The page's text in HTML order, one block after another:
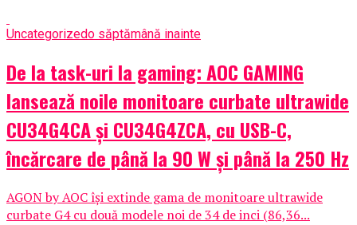
Uncategorizedo săptămână inainte
De la task-uri la gaming: AOC GAMING
lansează noile monitoare curbate ultrawide
CU34G4CA și CU34G4ZCA, cu USB-C,
încărcare de până la 90 W și până la 250 Hz
AGON by AOC își extinde gama de monitoare ultrawide
curbate G4 cu două modele noi de 34 de inci (86,36...